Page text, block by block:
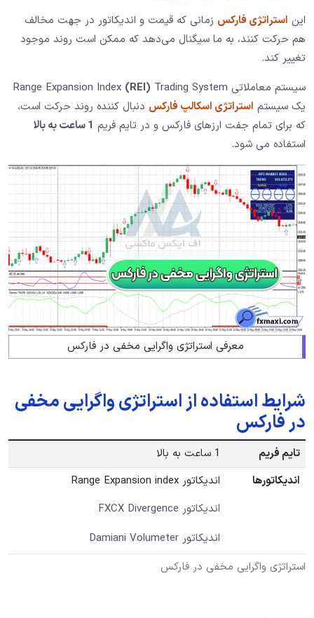
این استراتژی فارکس زمانی که قیمت و اندیکاتور در جهت مخالف
هم حرکت کنند، به ما سیگنال می‌دهد که ممکن است روند موجود
تغییر کند.
سیستم معاملاتی Range Expansion Index
(REI) Trading System
یک سیستم استراتژی اسکالپ فارکس دنبال کننده روند حرکت است،
که برای تمام جفت ارزهای فارکس و در تایم فریم 1 ساعت به بالا
استفاده می شود.
معرفی استراتژی واگرایی مخفی در فارکس
شرایط استفاده از استراتژی واگرایی مخفی
در فارکس
استراتژی واگرایی مخفی در فارکس
تایم فریم
1 ساعت به بالا
اندیکاتورها
اندیکاتور Range Expansion index
اندیکاتور FXCX Divergence
اندیکاتور Damiani Volumeter